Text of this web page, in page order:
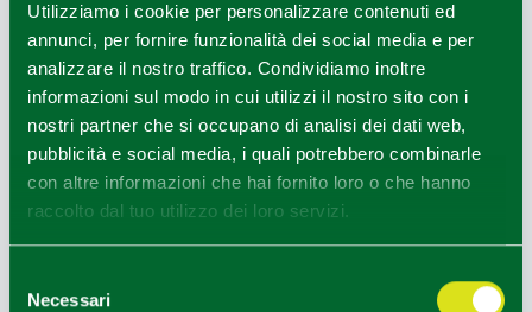
Utilizziamo i cookie per personalizzare contenuti ed
annunci, per fornire funzionalità dei social media e per
analizzare il nostro traffico. Condividiamo inoltre
informazioni sul modo in cui utilizzi il nostro sito con i
nostri partner che si occupano di analisi dei dati web,
pubblicità e social media, i quali potrebbero combinarle
con altre informazioni che hai fornito loro o che hanno
raccolto dal tuo utilizzo dei loro servizi.
delNecessari